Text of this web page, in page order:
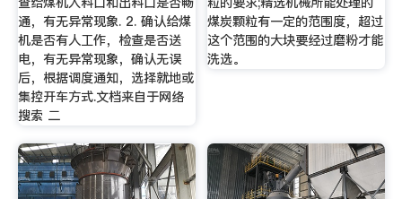
通，有无异常现象. 2. 确认给煤
机是否有人工作，检查是否送
电，有无异常现象，确认无误
后，根据调度通知，选择就地或
集控开车方式.文档来自于网络
搜索 二
煤炭颗粒有一定的范围度，超过
这个范围的大块要经过磨粉才能
洗选。